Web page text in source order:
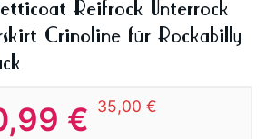
Reifrock Unterrock
Crinoline für Rockabilly
€ 35,00 €